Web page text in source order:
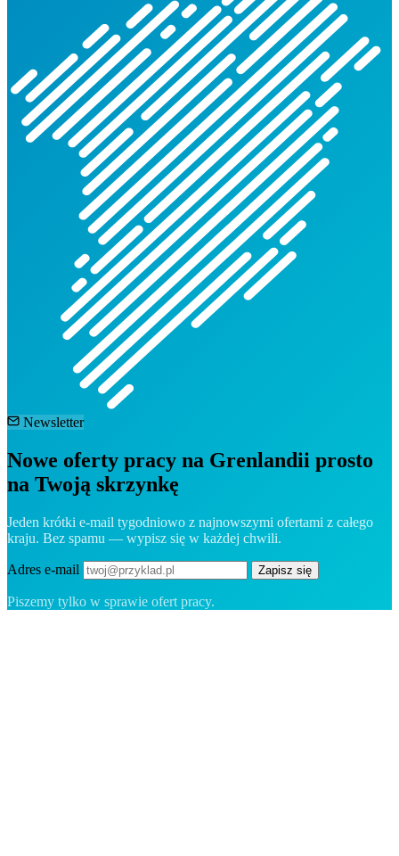
Newsletter
Nowe oferty pracy na Grenlandii prosto
na Twoją skrzynkę
Jeden krótki e-mail tygodniowo z najnowszymi ofertami z całego
kraju. Bez spamu — wypisz się w każdej chwili.
Adres e-mail Zapisz się
Piszemy tylko w sprawie ofert pracy.